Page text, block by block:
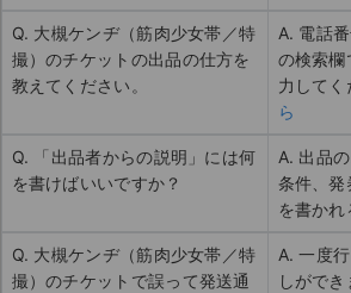
Q. 大槻ケンヂ（筋肉少女帯／特
撮）のチケットの出品の仕方を
教えてください。
A. 電話
の検索欄
力してく
ら
Q. 「出品者からの説明」には何
を書けばいいですか？
A. 出品
条件、発
を書かれ
Q. 大槻ケンヂ（筋肉少女帯／特
撮）のチケットで誤って発送通
A. 一度
しがで